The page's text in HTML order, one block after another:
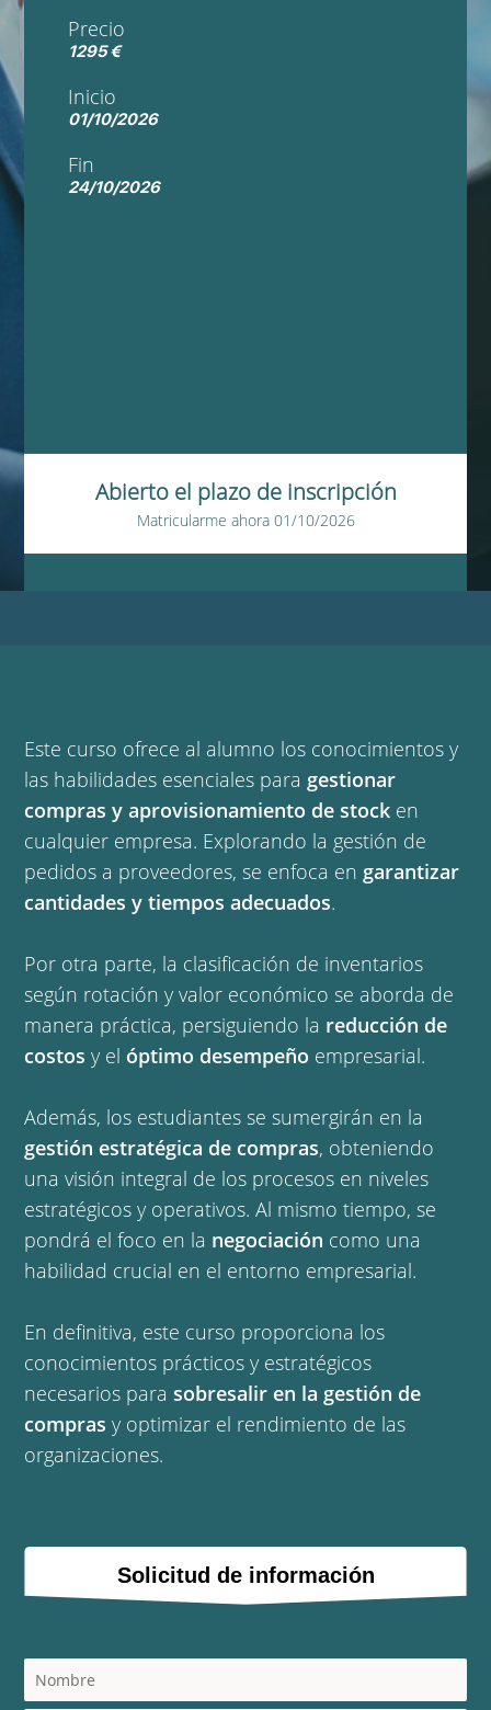
Precio
1295 €
Inicio
01/10/2026
Fin
24/10/2026
Abierto el plazo de inscripción
Matricularme ahora 01/10/2026
Este curso ofrece al alumno los conocimientos y
las habilidades esenciales para gestionar
compras y aprovisionamiento de stock en
cualquier empresa. Explorando la gestión de
pedidos a proveedores, se enfoca en garantizar
cantidades y tiempos adecuados.
Por otra parte, la clasificación de inventarios
según rotación y valor económico se aborda de
manera práctica, persiguiendo la reducción de
costos y el óptimo desempeño empresarial.
Además, los estudiantes se sumergirán en la
gestión estratégica de compras, obteniendo
una visión integral de los procesos en niveles
estratégicos y operativos. Al mismo tiempo, se
pondrá el foco en la negociación como una
habilidad crucial en el entorno empresarial.
En definitiva, este curso proporciona los
conocimientos prácticos y estratégicos
necesarios parasobresalir en la gestión de
compras y optimizar el rendimiento de las
organizaciones.
Solicitud de información